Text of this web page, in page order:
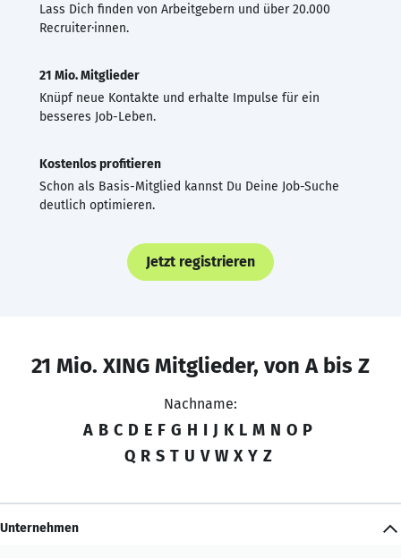
Lass Dich finden von Arbeitgebern und über 20.000
Recruiter·innen.
21 Mio. Mitglieder
Knüpf neue Kontakte und erhalte Impulse für ein
besseres Job-Leben.
Kostenlos profitieren
Schon als Basis-Mitglied kannst Du Deine Job-Suche
deutlich optimieren.
Jetzt registrieren
21 Mio. XING Mitglieder, von A bis Z
Nachname:
A B C D E F G H I J K L M N O P
Q R S T U V W X Y Z
Unternehmen